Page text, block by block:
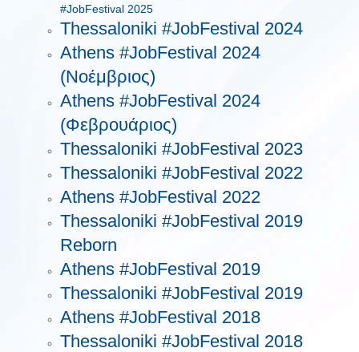
#JobFestival 2025
Thessaloniki #JobFestival 2024
Athens #JobFestival 2024
(Νοέμβριος)
Athens #JobFestival 2024
(Φεβρουάριος)
Thessaloniki #JobFestival 2023
Thessaloniki #JobFestival 2022
Athens #JobFestival 2022
Thessaloniki #JobFestival 2019
Reborn
Athens #JobFestival 2019
Thessaloniki #JobFestival 2019
Athens #JobFestival 2018
Thessaloniki #JobFestival 2018